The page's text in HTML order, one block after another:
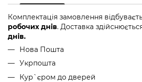
Комплектація замовлення
робочих днів. Доставка
днів.
Нова Пошта
Укрпошта
Кур`єром до дверей